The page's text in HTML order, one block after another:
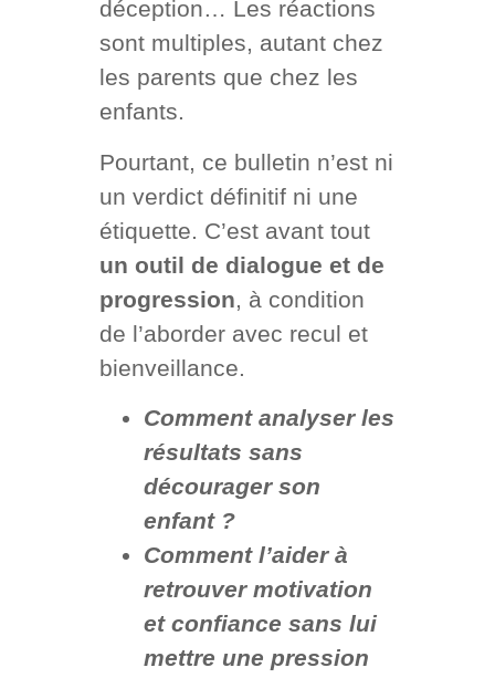
déception… Les réactions
sont multiples, autant chez
les parents que chez les
enfants.
Pourtant, ce bulletin n’est ni
un verdict définitif ni une
étiquette. C’est avant tout
un outil de dialogue et de
progression, à condition
de l’aborder avec recul et
bienveillance.
Comment analyser les
résultats sans
décourager son
enfant ?
Comment l’aider à
retrouver motivation
et confiance sans lui
mettre une pression